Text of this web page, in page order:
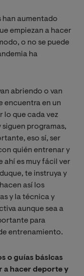
han aumentado
empiezan a hacer
o no se puede
ha
abriendo o van
encuentra en un
lo que cada vez
siguen programas,
eso sí, ser
quién entrenar y
ahí es muy fácil ver
te instruya y
así los
y la técnica y
aunque sea a
para
entrenamiento.
o guías básicas
a hacer deporte y